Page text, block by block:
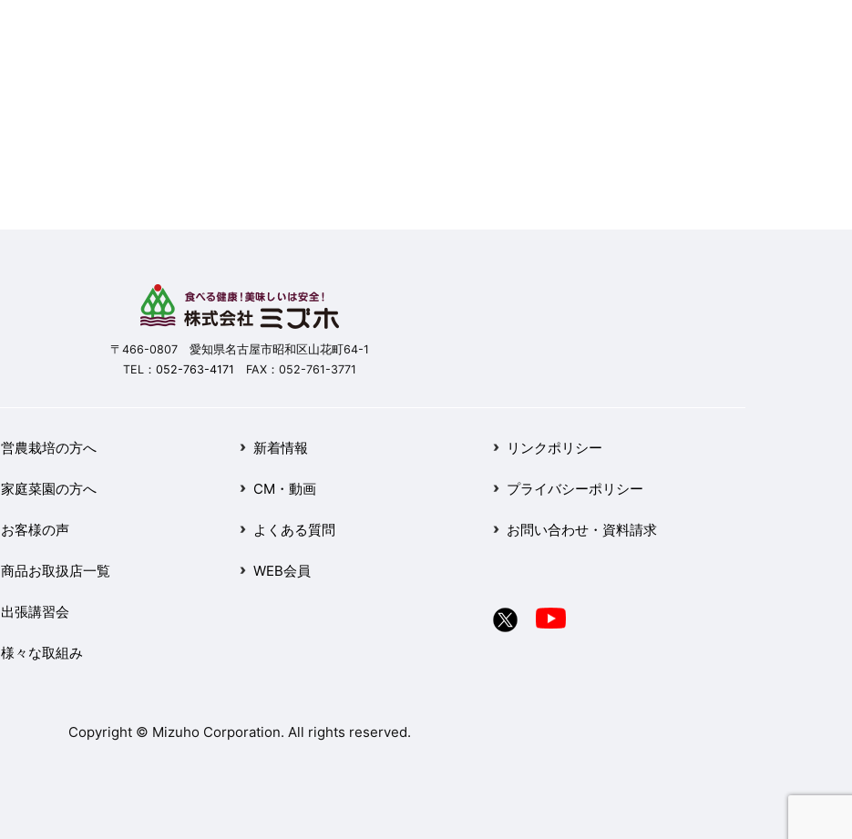
〒466-0807 愛知県名古屋市昭和区山花町64-1
TEL： 052-763-4171 FAX：052-761-3771
営農栽培の方へ
家庭菜園の方へ
お客様の声
商品お取扱店一覧
出張講習会
様々な取組み
新着情報
CM・動画
よくある質問
WEB会員
リンクポリシー
プライバシーポリシー
お問い合わせ・資料請求
Copyright © Mizuho Corporation. All rights reserved.